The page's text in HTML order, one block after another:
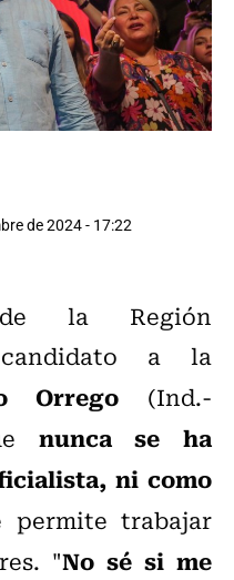
de 2024 - 17:22
la Región
a la
Orrego (Ind.-
nunca se ha
ni como
trabajar
"No sé si me